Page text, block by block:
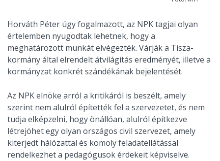
Horváth Péter úgy fogalmazott, az NPK tagjai olyan
értelemben nyugodtak lehetnek, hogy a
meghatározott munkát elvégezték. Várják a Tisza-
kormány által elrendelt átvilágítás eredményét, illetve a
kormányzat konkrét szándékának bejelentését.
Az NPK elnöke arról a kritikáról is beszélt, amely
szerint nem alulról építették fel a szervezetet, és nem
tudja elképzelni, hogy önállóan, alulról építkezve
létrejöhet egy olyan országos civil szervezet, amely
kiterjedt hálózattal és komoly feladatellátással
rendelkezhet a pedagógusok érdekeit képviselve.